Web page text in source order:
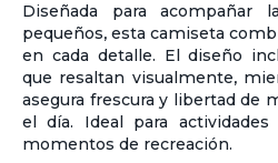
Diseñada para
pequeños, esta camiseta
en cada detalle. El diseño
que resaltan visualmente,
asegura frescura y libertad de
el día. Ideal para actividades
momentos de recreación.